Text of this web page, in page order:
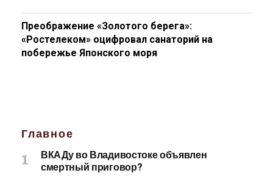
Преображение «Золотого берега»:
«Ростелеком» оцифровал санаторий на
побережье Японского моря
Главное
ВКАДу во Владивостоке объявлен
смертный приговор?